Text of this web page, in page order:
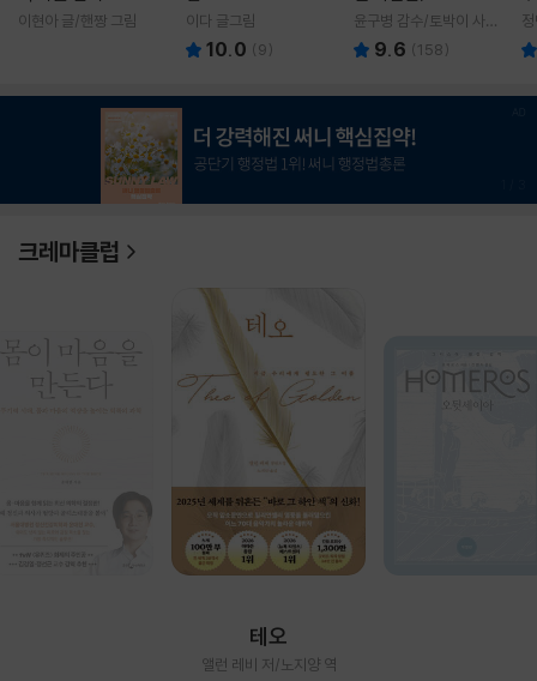
이현아 글/핸짱 그림 이다 글그림
10.0 (9)
윤구병 감수/토박이 사전
편찬실 편
9.6 (158)
크레마클럽
테오
앨런 레비 저/노지양 역